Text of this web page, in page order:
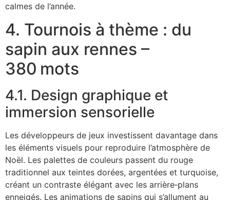
calmes de l’année.
4. Tournois à thème : du
sapin aux rennes –
380 mots
4.1. Design graphique et
immersion sensorielle
Les développeurs de jeux investissent davantage dans
les éléments visuels pour reproduire l’atmosphère de
Noël. Les palettes de couleurs passent du rouge
traditionnel aux teintes dorées, argentées et turquoise,
créant un contraste élégant avec les arrière‑plans
enneigés. Les animations de sapins qui s’allument au